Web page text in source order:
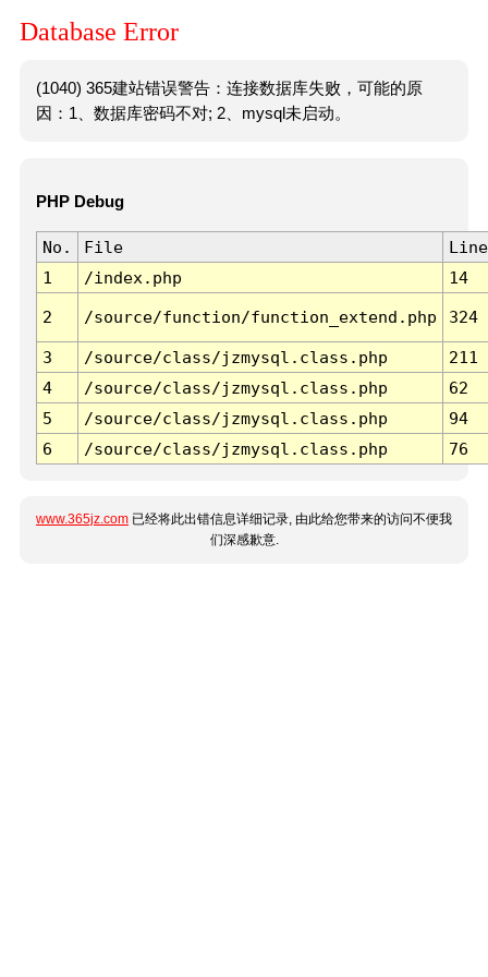
Database Error
(1040) 365建站错误警告：连接数据库失败，可能的原
因：1、数据库密码不对; 2、mysql未启动。
PHP Debug
No. File
Line
1
/index.php 14
2 /source/function/function_extend.php 324
3 /source/class/jzmysql.class.php
211
4
/source/class/jzmysql.class.php
62
5
/source/class/jzmysql.class.php
94
6
/source/class/jzmysql.class.php 76
www.365jz.com 已经将此出错信息详细记录, 由此给您带来的访问不便我
们深感歉意.